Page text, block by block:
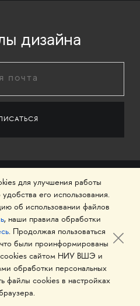
дизайна
исследовательский
экономики»
для улучшения работы
его использования.
об использовании файлов
, наши правила обработки
. Продолжая пользоваться
были проинформированы
cookies сайтом НИУ ВШЭ и
обработки персональных
файлы cookies в настройках